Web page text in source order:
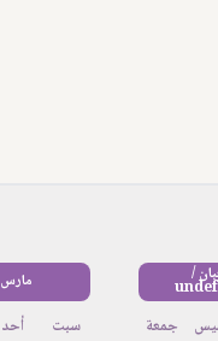
/
جمعة
مارس
سبت أحد